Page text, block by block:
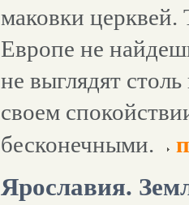
маковки церквей.
Европе не
не выглядят
своем
бесконечными.
Ярославия.